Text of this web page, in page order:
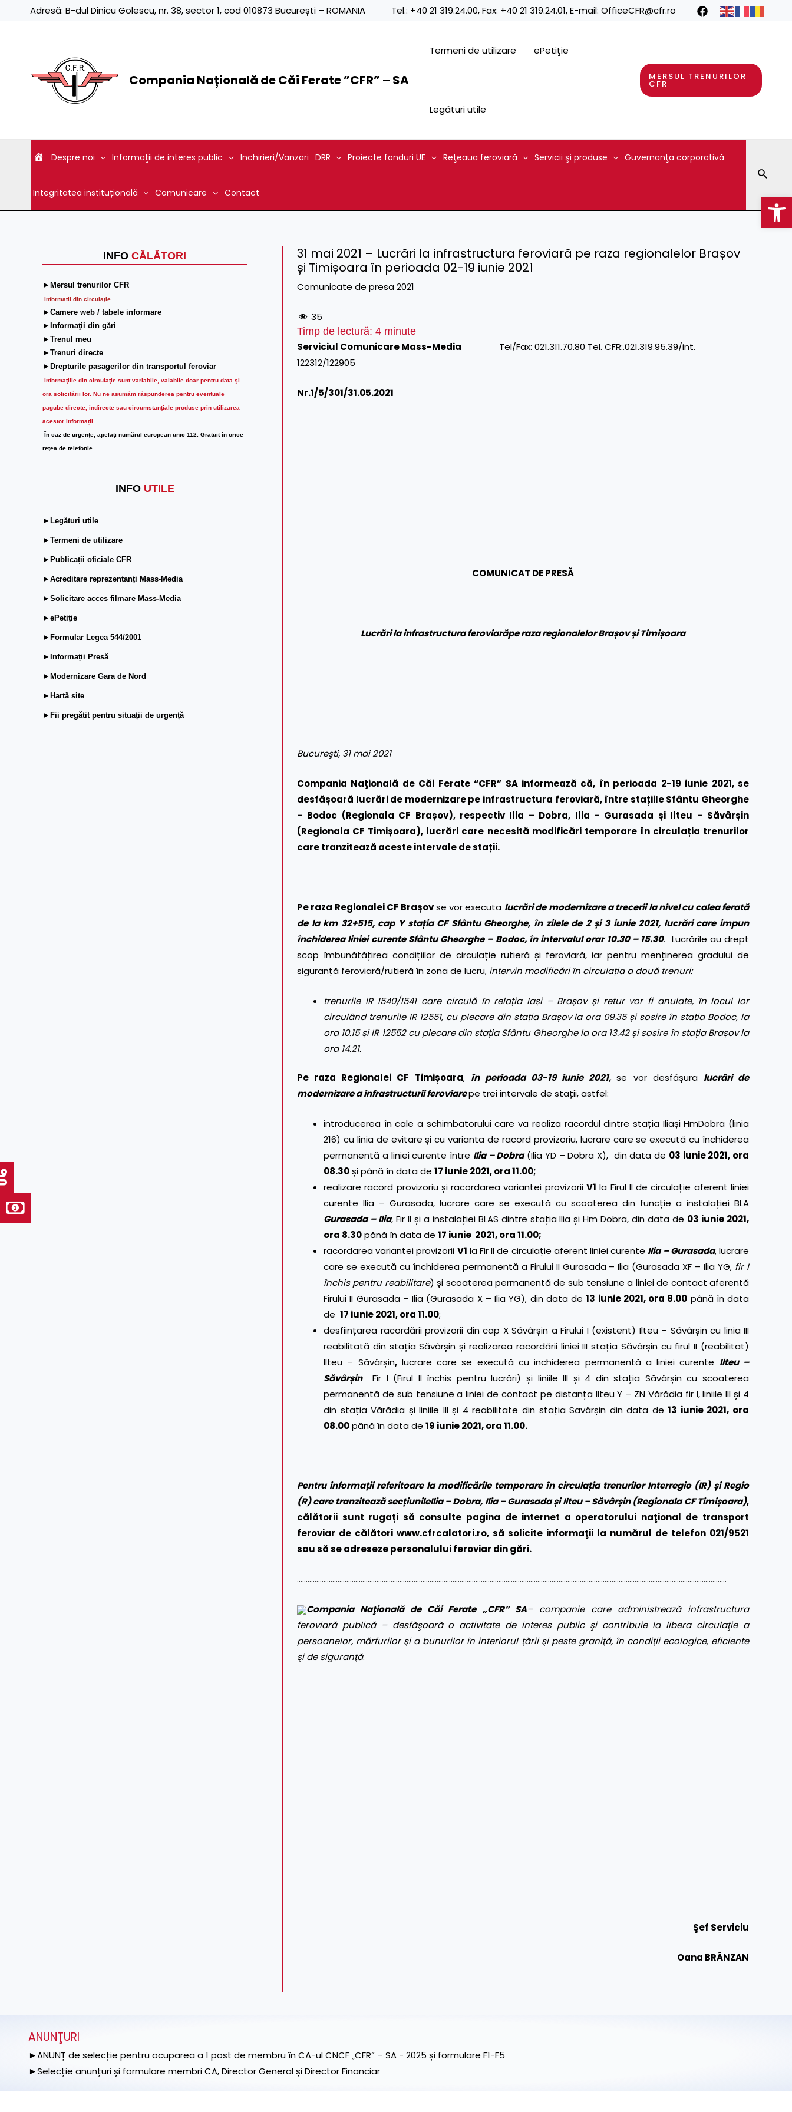
Adresă: B-dul Dinicu Golescu, nr. 38, sector 1, cod 010873 București – ROMANIA Tel.: +40 21 319.24.00, Fax: +40 21 319.24.01, E-mail: OfficeCFR@cfr.ro
Compania Națională de Căi Ferate ”CFR” – SA
Termeni de utilizare ePetiţie
Legături utile
MERSUL TRENURILOR
CFR
Despre noi Informaţii de interes public Inchirieri/Vanzari DRR Proiecte fonduri UE Reţeaua feroviară Servicii şi produse Guvernanţa corporativă
Integritatea instituțională Comunicare Contact
INFO CĂLĂTORI
►Mersul trenurilor CFR
Informatii din circulaţie
►Camere web / tabele informare
►Informaţii din gări
►Trenul meu
►Trenuri directe
►Drepturile pasagerilor din transportul feroviar
Informaţiile din circulaţie sunt variabile, valabile doar pentru data şi
ora solicitării lor. Nu ne asumăm răspunderea pentru eventuale
pagube directe, indirecte sau circumstanțiale produse prin utilizarea
acestor informații.
În caz de urgenţe, apelaţi numărul european unic 112. Gratuit în orice
reţea de telefonie.
INFO UTILE
►Legături utile
►Termeni de utilizare
►Publicații oficiale CFR
►Acreditare reprezentanți Mass-Media
►Solicitare acces filmare Mass-Media
►ePetiție
►Formular Legea 544/2001
►Informații Presă
►Modernizare Gara de Nord
►Hartă site
►Fii pregătit pentru situații de urgență
31 mai 2021 – Lucrări la infrastructura feroviară pe raza regionalelor Brașov
și Timișoara în perioada 02-19 iunie 2021
Comunicate de presa 2021
35
Timp de lectură: 4 minute
Serviciul Comunicare Mass-Media Tel/Fax: 021.311.70.80 Tel. CFR:.021.319.95.39/int.
122312/122905
Nr.1/5/301/31.05.2021
COMUNICAT DE PRESĂ
Lucrări la infrastructura feroviarăpe raza regionalelor Brașov și Timișoara
Bucureşti, 31 mai 2021
Compania Naţională de Căi Ferate “CFR” SA informează că, în perioada 2-19 iunie 2021, se
desfășoară lucrări de modernizare pe infrastructura feroviară, între stațiile Sfântu Gheorghe
– Bodoc (Regionala CF Brașov), respectiv Ilia – Dobra, Ilia – Gurasada și Ilteu – Săvârșin
(Regionala CF Timișoara), lucrări care necesită modificări temporare în circulația trenurilor
care tranzitează aceste intervale de stații.
Pe raza Regionalei CF Brașovse vor executa lucrări de modernizare a trecerii la nivel cu calea ferată
de la km 32+515, cap Y stația CF Sfântu Gheorghe, în zilele de 2 și 3 iunie 2021, lucrări care impun
închiderea liniei curente Sfântu Gheorghe – Bodoc, în intervalul orar 10.30 – 15.30. Lucrările au drept
scop îmbunătățirea condițiilor de circulație rutieră și feroviară, iar pentru menținerea gradului de
siguranță feroviară/rutieră în zona de lucru, intervin modificări în circulația a două trenuri:
trenurile IR 1540/1541 care circulă în relația Iași – Brașov și retur vor fi anulate, în locul lor
circulând trenurile IR 12551, cu plecare din stația Brașov la ora 09.35 și sosire în stația Bodoc, la
ora 10.15 și IR 12552 cu plecare din stația Sfântu Gheorghe la ora 13.42 și sosire în stația Brașov la
ora 14.21.
Pe raza Regionalei CF Timișoara, în perioada 03-19 iunie 2021,se vor desfășura lucrări de
modernizare a infrastructurii feroviarepe trei intervale de stații, astfel:
introducerea în cale a schimbatorului care va realiza racordul dintre stația Iliași HmDobra (linia
216) cu linia de evitare și cu varianta de racord provizoriu, lucrare care se execută cu închiderea
permanentă a liniei curente între Ilia – Dobra(Ilia YD – Dobra X), din data de 03 iunie 2021, ora
08.30și până în data de 17 iunie 2021, ora 11.00;
realizare racord provizoriu și racordarea variantei provizorii V1 la Firul II de circulație aferent liniei
curente Ilia – Gurasada, lucrare care se execută cu scoaterea din funcție a instalației BLA
Gurasada – Ilia, Fir II și a instalației BLAS dintre stația Ilia și Hm Dobra, din data de 03 iunie 2021,
ora 8.30pănă în data de 17 iunie 2021, ora 11.00;
racordarea variantei provizorii V1 la Fir II de circulație aferent liniei curente Ilia – Gurasada, lucrare
care se execută cu închiderea permanentă a Firului II Gurasada – Ilia (Gurasada XF – Ilia YG, fir I
închis pentru reabilitare) și scoaterea permanentă de sub tensiune a liniei de contact aferentă
Firului II Gurasada – Ilia (Gurasada X – Ilia YG), din data de13 iunie 2021, ora 8.00 până în data
de 17 iunie 2021, ora 11.00;
desființarea racordării provizorii din cap X Săvârșin a Firului I (existent) Ilteu – Săvârșin cu linia III
reabilitată din stația Săvârșin și realizarea racordării liniei III stația Săvârșin cu firul II (reabilitat)
Ilteu – Săvârșin,lucrare care se execută cu inchiderea permanentă a liniei curente Ilteu –
SăvârșinFir I (Firul II închis pentru lucrări) și liniile III și 4 din stația Săvârșin cu scoaterea
permanentă de sub tensiune a liniei de contact pe distanța Ilteu Y – ZN Vărădia fir I, liniile III și 4
din stația Vărădia și liniile III și 4 reabilitate din stația Savârșin din data de13 iunie 2021, ora
08.00până în data de 19 iunie 2021, ora 11.00.
Pentru informații referitoare la modificările temporare în circulația trenurilor Interregio (IR) și Regio
(R) care tranzitează secțiunileIlia – Dobra, Ilia – Gurasada și Ilteu – Săvârșin (Regionala CF Timișoara),
călătorii sunt rugați să consulte pagina de internet a operatorului naţional de transport
feroviar de călători www.cfrcalatori.ro, să solicite informaţii la numărul de telefon 021/9521
sau să se adreseze personalului feroviar din gări.
………………………………………………………………………………………………………………………………………………………………………………………………………………………
Compania Naţională de Căi Ferate „CFR” SA– companie care administrează infrastructura
feroviară publică – desfăşoară o activitate de interes public şi contribuie la libera circulaţie a
persoanelor, mărfurilor şi a bunurilor în interiorul ţării şi peste graniţă, în condiţii ecologice, eficiente
şi de siguranţă.
Şef Serviciu
Oana BRÂNZAN
ANUNŢURI
►ANUNȚ de selecție pentru ocuparea a 1 post de membru în CA-ul CNCF „CFR” – SA - 2025 și formulare F1-F5
►Selecție anunțuri și formulare membri CA, Director General și Director Financiar